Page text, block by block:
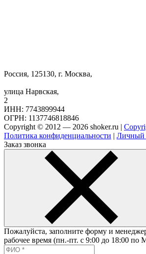
Россия, 125130, г. Москва,
улица Нарвская,
2
ИНН: 7743899944
ОГРН: 1137746818846
Copyright © 2012 — 2026 shoker.ru |
Политика конфиденциальности | Личный
Заказ звонка
Пожалуйста, заполните форму и
рабочее время (пн.-пт. с 9:00 до 18:00 по